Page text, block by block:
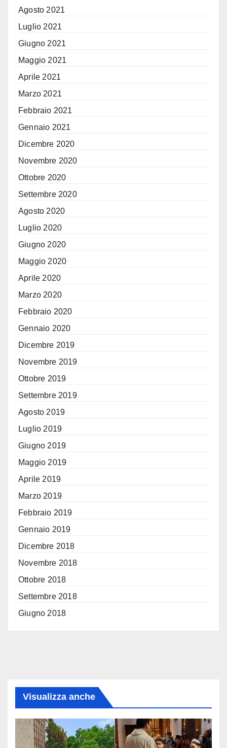
Agosto 2021
Luglio 2021
Giugno 2021
Maggio 2021
Aprile 2021
Marzo 2021
Febbraio 2021
Gennaio 2021
Dicembre 2020
Novembre 2020
Ottobre 2020
Settembre 2020
Agosto 2020
Luglio 2020
Giugno 2020
Maggio 2020
Aprile 2020
Marzo 2020
Febbraio 2020
Gennaio 2020
Dicembre 2019
Novembre 2019
Ottobre 2019
Settembre 2019
Agosto 2019
Luglio 2019
Giugno 2019
Maggio 2019
Aprile 2019
Marzo 2019
Febbraio 2019
Gennaio 2019
Dicembre 2018
Novembre 2018
Ottobre 2018
Settembre 2018
Giugno 2018
Visualizza anche